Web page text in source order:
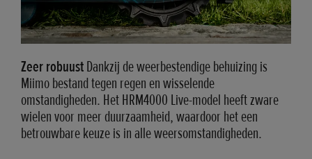
Zeer robuustDankzij de weerbestendige behuizing is
Miimo bestand tegen regen en wisselende
omstandigheden. Het HRM4000 Live-model heeft zware
wielen voor meer duurzaamheid, waardoor het een
betrouwbare keuze is in alle weersomstandigheden.